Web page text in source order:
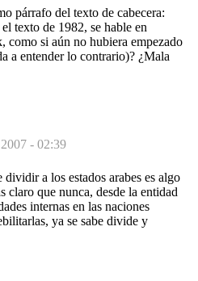
párrafo del texto de cabecera:
texto de 1982, se hable en
como si aún no hubiera empezado
a entender lo contrario)? ¿Mala
- 02:39
a los estados arabes es algo
claro que nunca, desde la entidad
internas en las naciones
ya se sabe divide y